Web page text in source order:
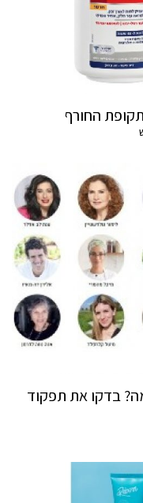
החורף
בדקו את תפקוד